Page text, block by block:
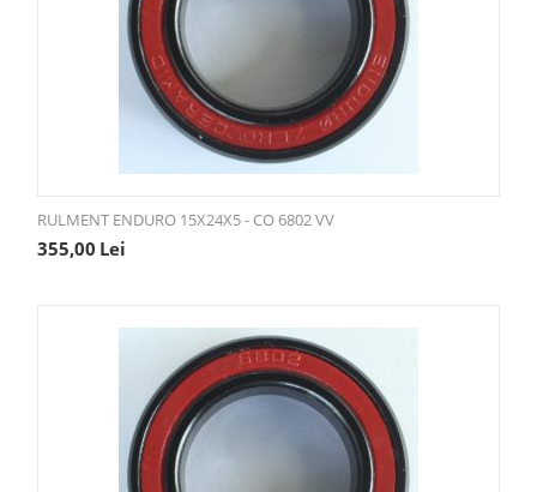
RULMENT ENDURO 15X24X5 - CO 6802 VV
355,00 Lei